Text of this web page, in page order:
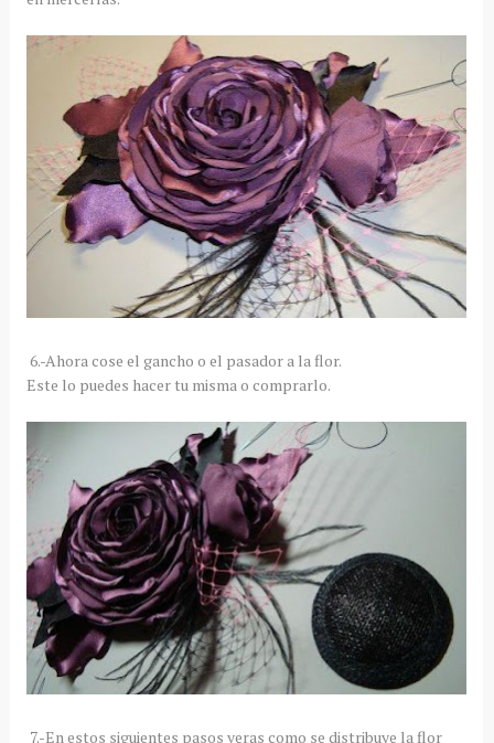
6.-Ahora cose el gancho o el pasador a la flor.
Este lo puedes hacer tu misma o comprarlo.
7.-En estos siguientes pasos veras como se distribuye la flor